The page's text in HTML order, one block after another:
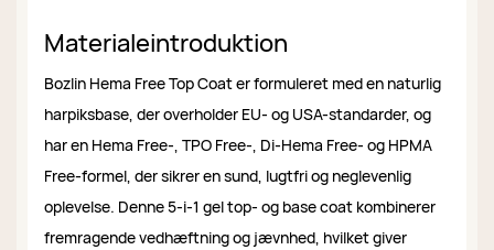
Materialeintroduktion
Bozlin Hema Free Top Coat er formuleret med en naturlig
harpiksbase, der overholder EU- og USA-standarder, og
har en Hema Free-, TPO Free-, Di-Hema Free- og HPMA
Free-formel, der sikrer en sund, lugtfri og neglevenlig
oplevelse. Denne 5-i-1 gel top- og base coat kombinerer
fremragende vedhæftning og jævnhed, hvilket giver